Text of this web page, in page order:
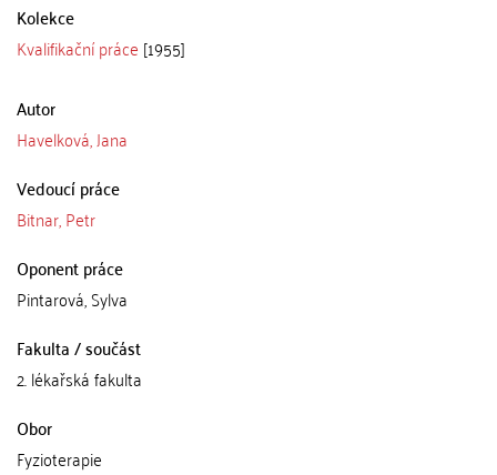
Kolekce
Kvalifikační práce [1955]
Autor
Havelková, Jana
Vedoucí práce
Bitnar, Petr
Oponent práce
Pintarová, Sylva
Fakulta / součást
2. lékařská fakulta
Obor
Fyzioterapie